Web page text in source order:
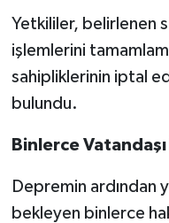
Yetkililer, belirlenen
işlemlerini
sahipliklerinin iptal
bulundu.
Binlerce
Depremin ardından
bekleyen binlerce